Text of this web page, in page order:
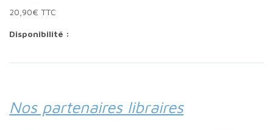
20,90€ TTC
Disponibilité :
Nos partenaires libraires